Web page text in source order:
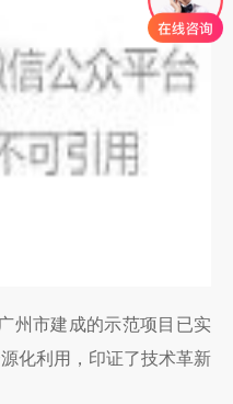
州市建成的示范项目已实
化利用，印证了技术革新